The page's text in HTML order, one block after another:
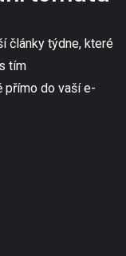
články týdne, které
tím
přímo do vaší e-